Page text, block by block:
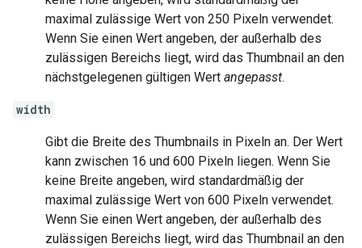
maximal zulässige Wert von 250 Pixeln verwendet.
Wenn Sie einen Wert angeben, der außerhalb des
zulässigen Bereichs liegt, wird das Thumbnail an den
nächstgelegenen gültigen Wert angepasst.
width
Gibt die Breite des Thumbnails in Pixeln an. Der Wert
kann zwischen 16 und 600 Pixeln liegen. Wenn Sie
keine Breite angeben, wird standardmäßig der
maximal zulässige Wert von 600 Pixeln verwendet.
Wenn Sie einen Wert angeben, der außerhalb des
zulässigen Bereichs liegt, wird das Thumbnail an den